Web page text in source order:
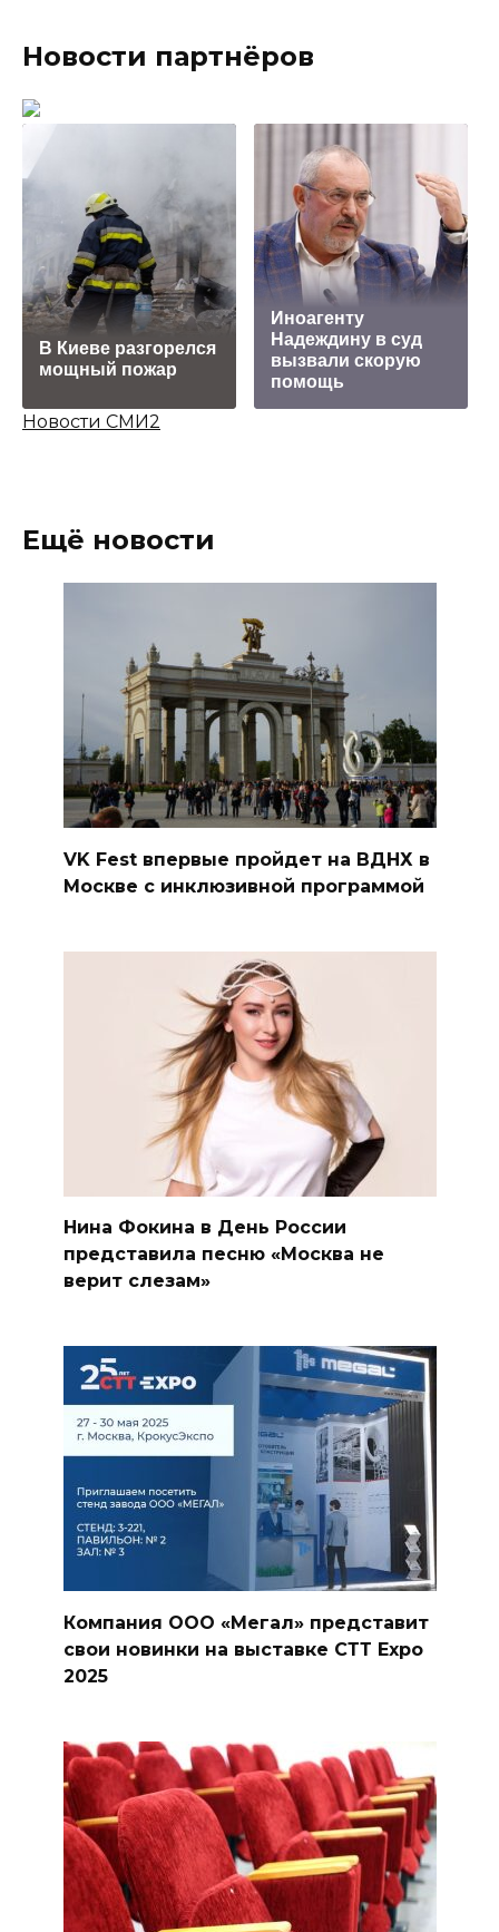
Новости партнёров
В Киеве разгорелся
мощный пожар
Иноагенту
Надеждину в суд
вызвали скорую
помощь
Новости СМИ2
Ещё новости
VK Fest впервые пройдет на ВДНХ в
Москве с инклюзивной программой
Нина Фокина в День России
представила песню «Москва не
верит слезам»
Компания ООО «Мегал» представит
свои новинки на выставке СТТ Expo
2025